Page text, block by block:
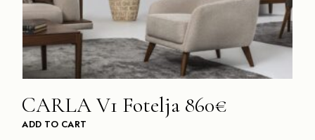
CARLA V1 Fotelja 860€
ADD TO CART